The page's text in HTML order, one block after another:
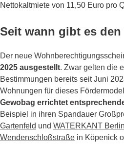
Nettokaltmiete von 11,50 Euro pro
Seit wann gibt es den
Der neue
2025 ausgestellt. Zwar gelten die
Bestimmungen bereits seit Juni
Wohnungen für dieses
Gewobag errichtet
Beispiel in ihren Spandauer
Gartenfeld und WATERKANT Berlin
Wendenschloßstraße in Köpenick